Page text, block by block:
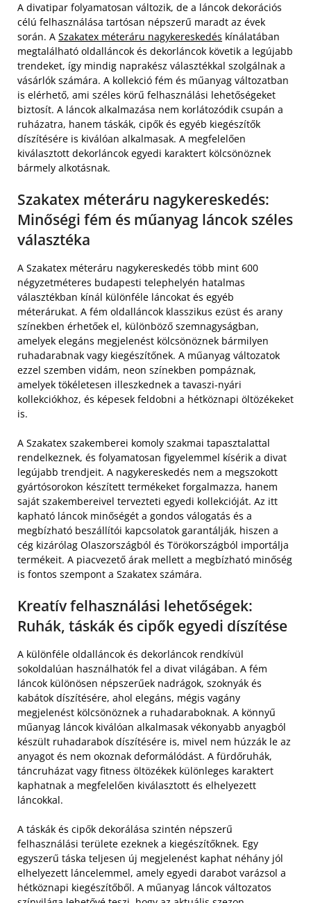
A divatipar folyamatosan változik, de a láncok dekorációs
célú felhasználása tartósan népszerű maradt az évek
során. A Szakatex méteráru nagykereskedés kínálatában
megtalálható oldalláncok és dekorláncok követik a legújabb
trendeket, így mindig naprakész választékkal szolgálnak a
vásárlók számára. A kollekció fém és műanyag változatban
is elérhető, ami széles körű felhasználási lehetőségeket
biztosít. A láncok alkalmazása nem korlátozódik csupán a
ruházatra, hanem táskák, cipők és egyéb kiegészítők
díszítésére is kiválóan alkalmasak. A megfelelően
kiválasztott dekorláncok egyedi karaktert kölcsönöznek
bármely alkotásnak.
Szakatex méteráru nagykereskedés:
Minőségi fém és műanyag láncok széles
választéka
A Szakatex méteráru nagykereskedés több mint 600
négyzetméteres budapesti telephelyén hatalmas
választékban kínál különféle láncokat és egyéb
méterárukat. A fém oldalláncok klasszikus ezüst és arany
színekben érhetőek el, különböző szemnagyságban,
amelyek elegáns megjelenést kölcsönöznek bármilyen
ruhadarabnak vagy kiegészítőnek. A műanyag változatok
ezzel szemben vidám, neon színekben pompáznak,
amelyek tökéletesen illeszkednek a tavaszi-nyári
kollekciókhoz, és képesek feldobni a hétköznapi öltözékeket
is.
A Szakatex szakemberei komoly szakmai tapasztalattal
rendelkeznek, és folyamatosan figyelemmel kísérik a divat
legújabb trendjeit. A nagykereskedés nem a megszokott
gyártósorokon készített termékeket forgalmazza, hanem
saját szakembereivel tervezteti egyedi kollekcióját. Az itt
kapható láncok minőségét a gondos válogatás és a
megbízható beszállítói kapcsolatok garantálják, hiszen a
cég kizárólag Olaszországból és Törökországból importálja
termékeit. A piacvezető árak mellett a megbízható minőség
is fontos szempont a Szakatex számára.
Kreatív felhasználási lehetőségek:
Ruhák, táskák és cipők egyedi díszítése
A különféle oldalláncok és dekorláncok rendkívül
sokoldalúan használhatók fel a divat világában. A fém
láncok különösen népszerűek nadrágok, szoknyák és
kabátok díszítésére, ahol elegáns, mégis vagány
megjelenést kölcsönöznek a ruhadaraboknak. A könnyű
műanyag láncok kiválóan alkalmasak vékonyabb anyagból
készült ruhadarabok díszítésére is, mivel nem húzzák le az
anyagot és nem okoznak deformálódást. A fürdőruhák,
táncruházat vagy fitness öltözékek különleges karaktert
kaphatnak a megfelelően kiválasztott és elhelyezett
láncokkal.
A táskák és cipők dekorálása szintén népszerű
felhasználási területe ezeknek a kiegészítőknek. Egy
egyszerű táska teljesen új megjelenést kaphat néhány jól
elhelyezett láncelemmel, amely egyedi darabot varázsol a
hétköznapi kiegészítőből. A műanyag láncok változatos